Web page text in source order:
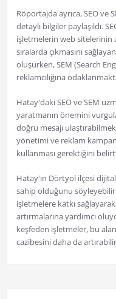
Röportajda ayrıca, SEO ve
detaylı bilgiler paylaşıldı.
işletmelerin web sitelerinin
sıralarda çıkmasını
oluşurken, SEM (Search
reklamcılığına
Hatay'daki SEO ve SEM
yaratmanın önemini
doğru mesajı
yönetimi ve reklam
kullanması gerektiğini
Hatay'ın Dörtyol ilçesi
sahip olduğunu
işletmelere katkı
artırmalarına yardımcı
keşfeden işletmeler, bu
cazibesini daha da